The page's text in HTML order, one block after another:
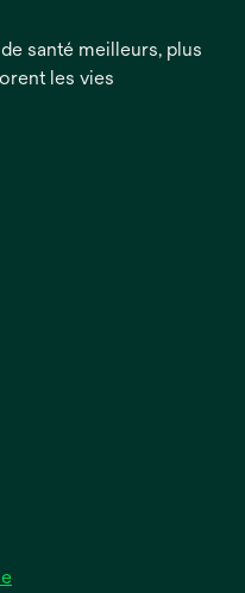
santé meilleurs, plus
les vies
s’ouvre